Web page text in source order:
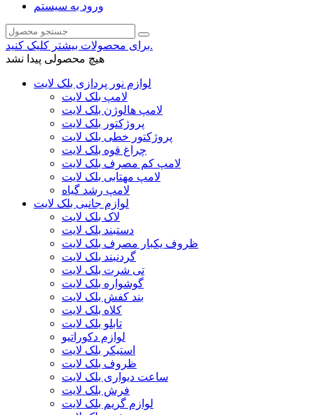
ورود به سیستم
برای محصولات بیشتر کلیک کنید.
هیچ محصولی پیدا نشد
لوازم نور پردازی بلک لایت
لامپ بلک لایت
لامپ هالوژن بلک لایت
پروژکتور بلک لایت
پروژکتور خطی بلک لایت
چراغ قوه بلک لایت
لامپ کم مصرف بلک لایت
لامپ مهتابی بلک لایت
لامپ رشد گیاه
لوازم جانبی بلک لایت
لاک بلک لایت
دستبند بلک لایت
ظروف یکبار مصرف بلک لایت
گردنبند بلک لایت
تی شرت بلک لایت
گوشواره بلک لایت
بند کفش بلک لایت
کلاه بلک لایت
تابلو بلک لایت
لوازم دکوراتیو
استیکر بلک لایت
ظروف بلک لایت
ساعت دیواری بلک لایت
فرش بلک لایت
لوازم گریم بلک لایت